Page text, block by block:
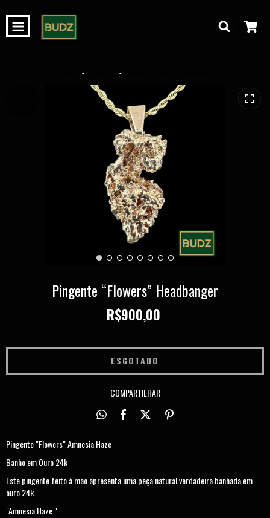
- -
Pingente “Flowers” Headbanger
R$900,00
COMPARTILHAR
Pingente "Flowers" Amnesia Haze
Banho em Ouro 24k
Este pingente feito à mão apresenta uma peça natural verdadeira banhada em
ouro 24k.
"Amnesia Haze "